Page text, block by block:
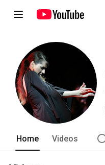
Home Videos